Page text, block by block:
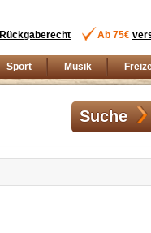
Rückgaberecht Ab 75€
Sport Musik
Suche